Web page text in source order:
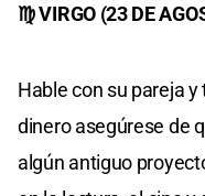
♍ VIRGO (23 DE
Hable con su pareja
dinero asegúrese de
algún antiguo